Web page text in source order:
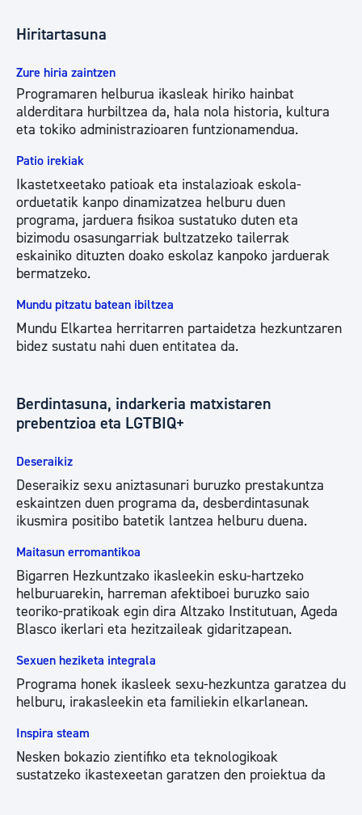
Hiritartasuna
Zure hiria zaintzen
Programaren helburua ikasleak hiriko hainbat
alderditara hurbiltzea da, hala nola historia, kultura
eta tokiko administrazioaren funtzionamendua.
Patio irekiak
Ikastetxeetako patioak eta instalazioak eskola-
orduetatik kanpo dinamizatzea helburu duen
programa, jarduera fisikoa sustatuko duten eta
bizimodu osasungarriak bultzatzeko tailerrak
eskainiko dituzten doako eskolaz kanpoko jarduerak
bermatzeko.
Mundu pitzatu batean ibiltzea
Mundu Elkartea herritarren partaidetza hezkuntzaren
bidez sustatu nahi duen entitatea da.
Berdintasuna, indarkeria matxistaren
prebentzioa eta LGTBIQ+
Deseraikiz
Deseraikiz sexu aniztasunari buruzko prestakuntza
eskaintzen duen programa da, desberdintasunak
ikusmira positibo batetik lantzea helburu duena.
Maitasun erromantikoa
Bigarren Hezkuntzako ikasleekin esku-hartzeko
helburuarekin, harreman afektiboei buruzko saio
teoriko-pratikoak egin dira Altzako Institutuan, Ageda
Blasco ikerlari eta hezitzaileak gidaritzapean.
Sexuen heziketa integrala
Programa honek ikasleek sexu-hezkuntza garatzea du
helburu, irakasleekin eta familiekin elkarlanean.
Inspira steam
Nesken bokazio zientifiko eta teknologikoak
sustatzeko ikastexeetan garatzen den proiektua da